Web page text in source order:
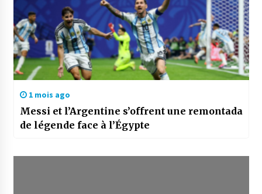
1 mois ago
Messi et l’Argentine s’offrent une remontada
de légende face à l’Égypte